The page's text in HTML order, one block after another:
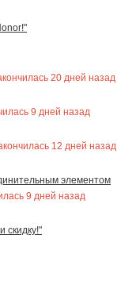
20 дней назад
9 дней назад
12 дней назад
элементом
9 дней назад
скидку!"